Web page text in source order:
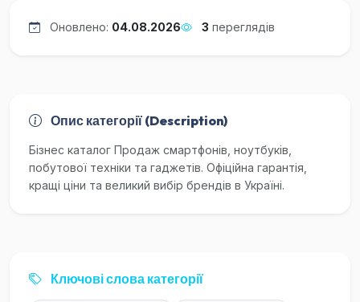
Оновлено: 04.08.2026 3 переглядів
Опис категорії (Description)
Бізнес каталог Продаж смартфонів, ноутбуків,
побутової техніки та гаджетів. Офіційна гарантія,
кращі ціни та великий вибір брендів в Україні.
Ключові слова категорії